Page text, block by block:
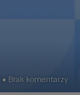
● Brak komentarzy